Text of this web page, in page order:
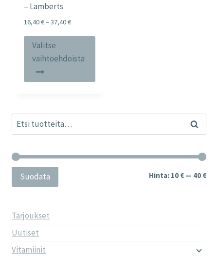
– Lamberts
16,40€–37,40€Price
through
Valitse
vaihtoehdoista
useampi
valinnat
sivulla.
Etsi: Haku
Suodata Hinta: 10 € — 40 €
Tarjoukset
Uutiset
Vitamiinit